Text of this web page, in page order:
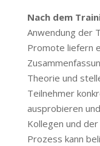
Nach dem
Anwendung der
Promote liefern
Theorie und
Teilnehmer
ausprobieren
Kollegen und
Prozess kann